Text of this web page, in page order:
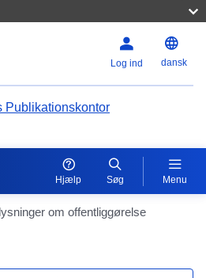
Log ind dansk
Publikationskontor
Hjælp Søg Menu
om offentliggørelse
Actions Portlet